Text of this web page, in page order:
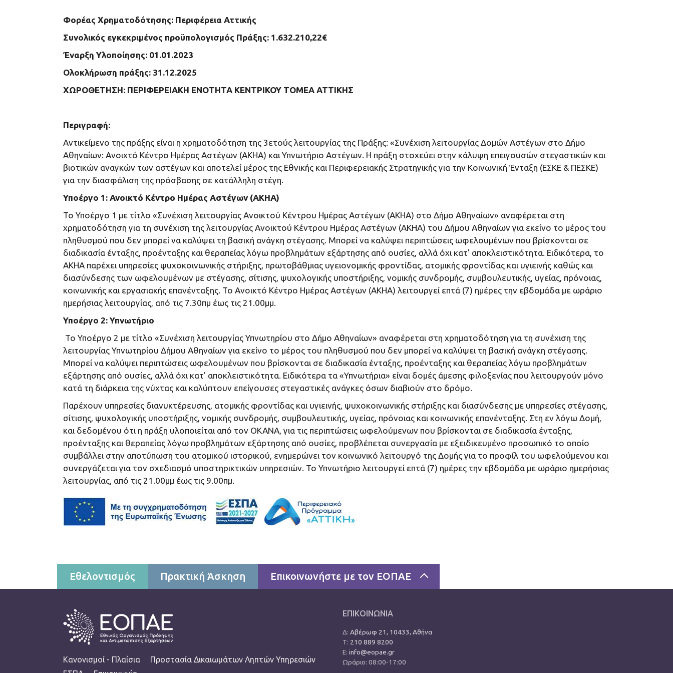
Φορέας Χρηματοδότησης: Περιφέρεια Αττικής
Συνολικός εγκεκριμένος προϋπολογισμός Πράξης: 1.632.210,22€
Έναρξη Υλοποίησης: 01.01.2023
Ολοκλήρωση πράξης: 31.12.2025
ΧΩΡΟΘΕΤΗΣΗ: ΠΕΡΙΦΕΡΕΙΑΚΗ ΕΝΟΤΗΤΑ ΚΕΝΤΡΙΚΟΥ ΤΟΜΕΑ ΑΤΤΙΚΗΣ
Περιγραφή:
Αντικείμενο της πράξης είναι η χρηματοδότηση της 3ετούς λειτουργίας της Πράξης: «Συνέχιση λειτουργίας Δομών Αστέγων στο Δήμο
Αθηναίων: Ανοιχτό Κέντρο Ημέρας Αστέγων (ΑΚΗΑ) και Υπνωτήριο Αστέγων. Η πράξη στοχεύει στην κάλυψη επειγουσών στεγαστικών και
βιοτικών αναγκών των αστέγων και αποτελεί μέρος της Εθνικής και Περιφερειακής Στρατηγικής για την Κοινωνική Ένταξη (ΕΣΚΕ & ΠΕΣΚΕ)
για την διασφάλιση της πρόσβασης σε κατάλληλη στέγη.
Υποέργο 1: Ανοικτό Κέντρο Ημέρας Αστέγων (ΑΚΗΑ)
Το Υποέργο 1 με τίτλο «Συνέχιση λειτουργίας Ανοικτού Κέντρου Ημέρας Αστέγων (ΑΚΗΑ) στο Δήμο Αθηναίων» αναφέρεται στη
χρηματοδότηση για τη συνέχιση της λειτουργίας Ανοικτού Κέντρου Ημέρας Αστέγων (ΑΚΗΑ) του Δήμου Αθηναίων για εκείνο το μέρος του
πληθυσμού που δεν μπορεί να καλύψει τη βασική ανάγκη στέγασης. Μπορεί να καλύψει περιπτώσεις ωφελουμένων που βρίσκονται σε
διαδικασία ένταξης, προένταξης και θεραπείας λόγω προβλημάτων εξάρτησης από ουσίες, αλλά όχι κατ' αποκλειστικότητα. Ειδικότερα, το
ΑΚΗΑ παρέχει υπηρεσίες ψυχοκοινωνικής στήριξης, πρωτοβάθμιας υγειονομικής φροντίδας, ατομικής φροντίδας και υγιεινής καθώς και
διασύνδεσης των ωφελουμένων με στέγασης, σίτισης, ψυχολογικής υποστήριξης, νομικής συνδρομής, συμβουλευτικής, υγείας, πρόνοιας,
κοινωνικής και εργασιακής επανένταξης. Το Ανοικτό Κέντρο Ημέρας Αστέγων (ΑΚΗΑ) λειτουργεί επτά (7) ημέρες την εβδομάδα με ωράριο
ημερήσιας λειτουργίας, από τις 7.30πμ έως τις 21.00μμ.
Υποέργο 2: Υπνωτήριο
Το Υποέργο 2 με τίτλο «Συνέχιση λειτουργίας Υπνωτηρίου στο Δήμο Αθηναίων» αναφέρεται στη χρηματοδότηση για τη συνέχιση της
λειτουργίας Υπνωτηρίου Δήμου Αθηναίων για εκείνο το μέρος του πληθυσμού που δεν μπορεί να καλύψει τη βασική ανάγκη στέγασης.
Μπορεί να καλύψει περιπτώσεις ωφελουμένων που βρίσκονται σε διαδικασία ένταξης, προένταξης και θεραπείας λόγω προβλημάτων
εξάρτησης από ουσίες, αλλά όχι κατ' αποκλειστικότητα. Ειδικότερα τα «Υπνωτήρια» είναι δομές άμεσης φιλοξενίας που λειτουργούν μόνο
κατά τη διάρκεια της νύχτας και καλύπτουν επείγουσες στεγαστικές ανάγκες όσων διαβιούν στο δρόμο.
Παρέχουν υπηρεσίες διανυκτέρευσης, ατομικής φροντίδας και υγιεινής, ψυχοκοινωνικής στήριξης και διασύνδεσης με υπηρεσίες στέγασης,
σίτισης, ψυχολογικής υποστήριξης, νομικής συνδρομής, συμβουλευτικής, υγείας, πρόνοιας και κοινωνικής επανένταξης. Στη εν λόγω Δομή,
και δεδομένου ότι η πράξη υλοποιείται από τον ΟΚΑΝΑ, για τις περιπτώσεις ωφελούμενων που βρίσκονται σε διαδικασία ένταξης,
προένταξης και θεραπείας λόγω προβλημάτων εξάρτησης από ουσίες, προβλέπεται συνεργασία με εξειδικευμένο προσωπικό το οποίο
συμβάλλει στην αποτύπωση του ατομικού ιστορικού, ενημερώνει τον κοινωνικό λειτουργό της Δομής για το προφίλ του ωφελούμενου και
συνεργάζεται για τον σχεδιασμό υποστηρικτικών υπηρεσιών. Το Υπνωτήριο λειτουργεί επτά (7) ημέρες την εβδομάδα με ωράριο ημερήσιας
λειτουργίας, από τις 21.00μμ έως τις 9.00πμ.
Contact menu
Εθελοντισμός Πρακτική Άσκηση Επικοινωνήστε με τον ΕΟΠΑΕ
Σε όλες τις κατηγορίες της ιστοσελίδας μας θα βρείτε χρήσιμες
πληροφορίες για το έργο τουΕΟΠΑΕ
σε όλους τους τομείς των δραστηριοτήτων του. Ειδικότερα, στην
κατηγορία FAQ θα βρείτε πιο εξειδικευμένα άρθρα για θέματα πρόληψης
Όνομα
Email
FOOTER
Κανονισμοί - Πλαίσια
Προστασία Δικαιωμάτων Ληπτών Υπηρεσιών
ΕΠΙΚΟΙΝΩΝΙΑ
Δ: Αβέρωφ 21, 10433, Αθήνα
Τ: 210 889 8200
Ε: info@eopae.gr
Ωράριο: 08:00-17:00